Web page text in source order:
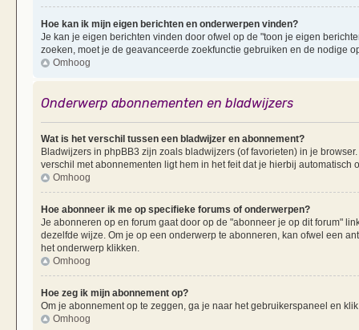
Hoe kan ik mijn eigen berichten en onderwerpen vinden?
Je kan je eigen berichten vinden door ofwel op de "toon je eigen
zoeken, moet je de geavanceerde zoekfunctie gebruiken en de nodige
Omhoog
Onderwerp abonnementen en bladwijzers
Wat is het verschil tussen een bladwijzer en abonnement?
Bladwijzers in phpBB3 zijn zoals bladwijzers (of favorieten) in je
verschil met abonnementen ligt hem in het feit dat je hierbij
Omhoog
Hoe abonneer ik me op specifieke forums of onderwerpen?
Je abonneren op en forum gaat door op de "abonneer je op dit forum"
dezelfde wijze. Om je op een onderwerp te abonneren, kan ofwel een
het onderwerp klikken.
Omhoog
Hoe zeg ik mijn abonnement op?
Om je abonnement op te zeggen, ga je naar het gebruikerspaneel en
Omhoog